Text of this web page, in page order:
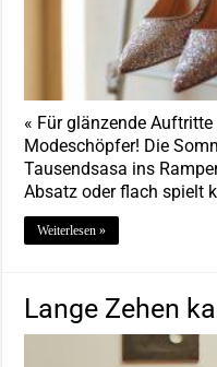
« Für glänzende
Modeschöpfer! Die
Tausendsasa ins
Absatz oder flach spielt
Weiterlesen »
Lange Zehen